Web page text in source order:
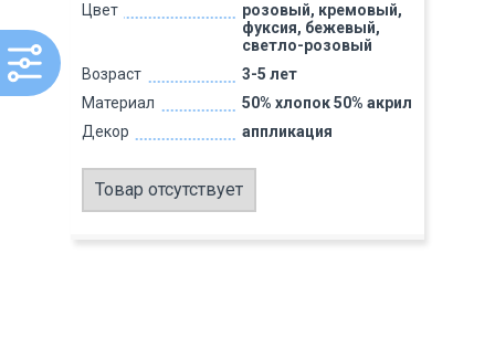
Цвет
розовый, кремовый,
фуксия, бежевый,
светло-розовый
Возраст
3-5 лет
Материал
50% хлопок 50% акрил
Декор
аппликация
Товар отсутствует